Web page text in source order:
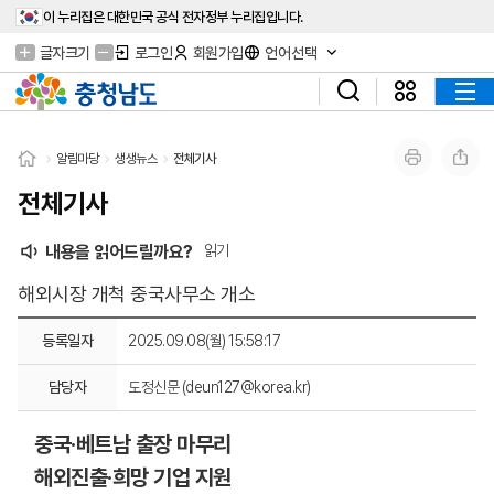
이 누리집은 대한민국 공식 전자정부 누리집입니다.
글자크기 로그인 회원가입 언어선택
알림마당 생생뉴스 전체기사
전체기사
내용을 읽어드릴까요? 읽기
해외시장 개척 중국사무소 개소
등록일자 2025.09.08(월) 15:58:17
담당자 도정신문 (deun127@korea.kr)
중국·베트남 출장 마무리
해외진출·희망 기업 지원